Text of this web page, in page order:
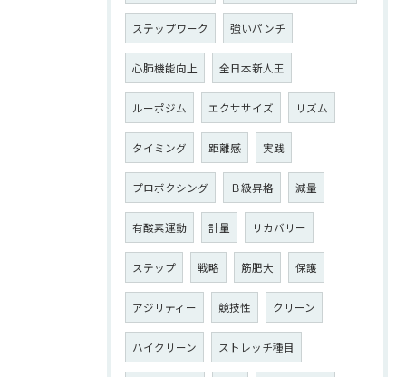
ステップワーク 強いパンチ
心肺機能向上 全日本新人王
ルーポジム エクササイズ リズム
タイミング 距離感 実践
プロボクシング Ｂ級昇格 減量
有酸素運動 計量 リカバリー
ステップ 戦略 筋肥大 保護
アジリティー 競技性 クリーン
ハイクリーン ストレッチ種目